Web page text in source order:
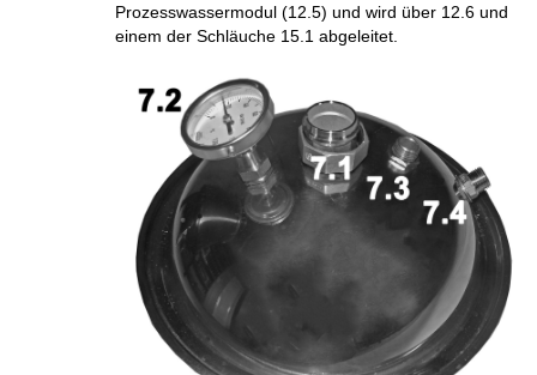
Prozesswassermodul (12.5) und wird über 12.6 und
einem der Schläuche 15.1 abgeleitet.